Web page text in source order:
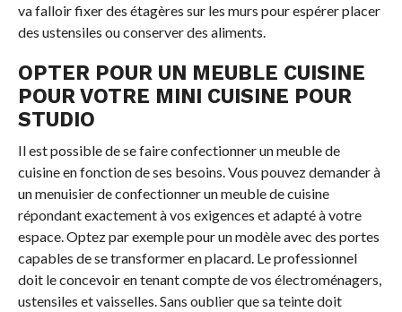
va falloir fixer des étagères sur les murs pour espérer placer
des ustensiles ou conserver des aliments.
OPTER POUR UN MEUBLE CUISINE
POUR VOTRE MINI CUISINE POUR
STUDIO
Il est possible de se faire confectionner un meuble de
cuisine en fonction de ses besoins. Vous pouvez demander à
un menuisier de confectionner un meuble de cuisine
répondant exactement à vos exigences et adapté à votre
espace. Optez par exemple pour un modèle avec des portes
capables de se transformer en placard. Le professionnel
doit le concevoir en tenant compte de vos électroménagers,
ustensiles et vaisselles. Sans oublier que sa teinte doit